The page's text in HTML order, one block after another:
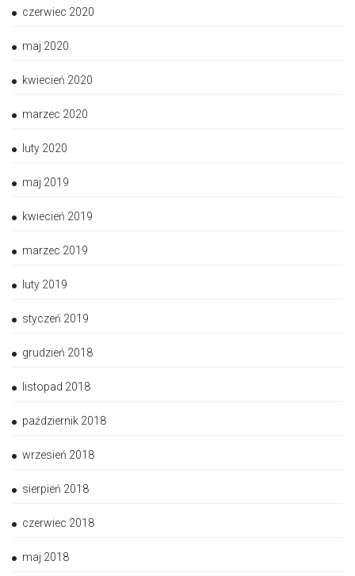
czerwiec 2020
maj 2020
kwiecień 2020
marzec 2020
luty 2020
maj 2019
kwiecień 2019
marzec 2019
luty 2019
styczeń 2019
grudzień 2018
listopad 2018
październik 2018
wrzesień 2018
sierpień 2018
czerwiec 2018
maj 2018